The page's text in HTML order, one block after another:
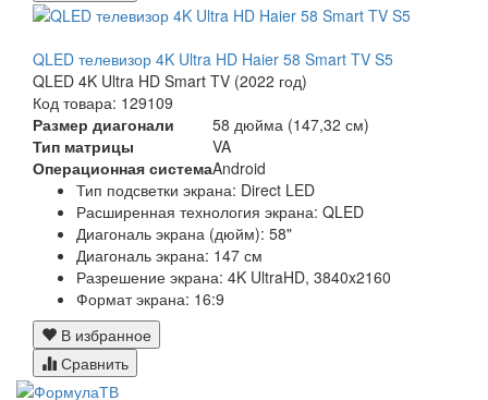
QLED телевизор 4K Ultra HD Haier 58 Smart TV S5
QLED 4K Ultra HD Smart TV (2022 год)
Код товара: 129109
Размер диагонали
58 дюйма (147,32 см)
Тип матрицы
VA
Операционная системаAndroid
Тип подсветки экрана: Direct LED
Расширенная технология экрана: QLED
Диагональ экрана (дюйм): 58"
Диагональ экрана: 147 см
Разрешение экрана: 4K UltraHD, 3840x2160
Формат экрана: 16:9
В избранное
Сравнить